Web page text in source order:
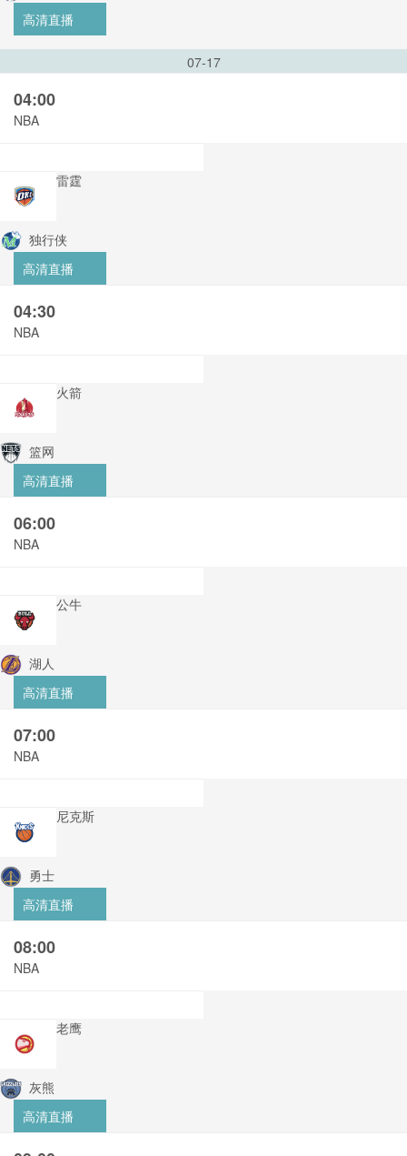
高清直播
07-17
04:00
NBA
雷霆
独行侠
高清直播
04:30
NBA
火箭
篮网
高清直播
06:00
NBA
公牛
湖人
高清直播
07:00
NBA
尼克斯
勇士
高清直播
08:00
NBA
老鹰
灰熊
高清直播